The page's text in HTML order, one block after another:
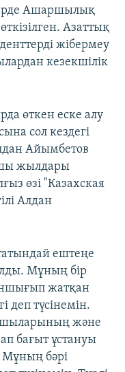
Ашаршылық
Азаттық
жібермеу
кезекшілік
өткен еске алу
сол кездегі
Айымбетов
жылдары
өзі "Казахская
Алдан
ештеңе
Мұның бір
жатқан
деп түсінемін.
және
бағыт ұстануы
бәрі